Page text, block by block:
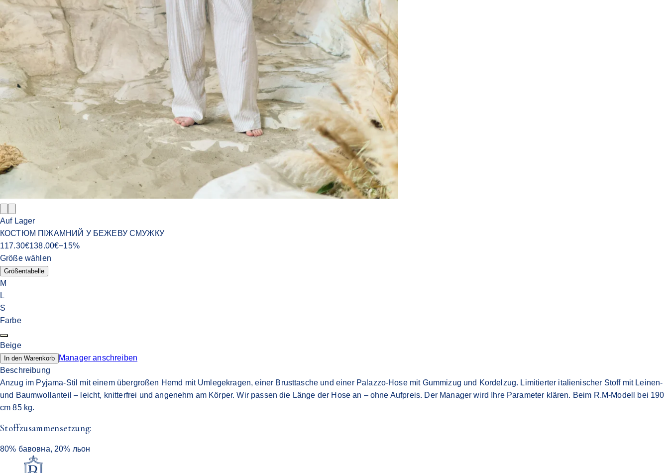
Auf Lager
КОСТЮМ ПІЖАМНИЙ У БЕЖЕВУ СМУЖКУ
117.30€138.00€−15%
Größe wählen
Größentabelle
M
L
S
Farbe
Beige
In den Warenkorb
Manager anschreiben
Beschreibung
Anzug im Pyjama-Stil mit einem übergroßen Hemd mit Umlegekragen, einer Brusttasche und einer Palazzo-Hose mit Gummizug und Kordelzug. Limitierter italienischer Stoff mit Leinen-
und Baumwollanteil – leicht, knitterfrei und angenehm am Körper. Wir passen die Länge der Hose an – ohne Aufpreis. Der Manager wird Ihre Parameter klären. Beim R.M-Modell bei 190
cm 85 kg.
Stoffzusammensetzung:
80% бавовна, 20% льон